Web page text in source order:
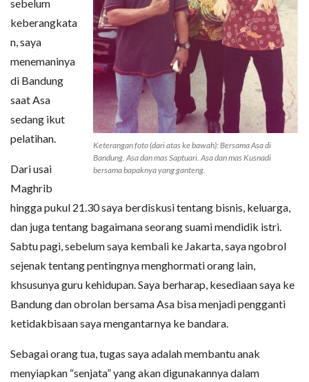
Keterangan foto (dari atas ke bawah): Bersama Asa di
Bandung. Asa dan mas Saptuari. Asa dan mas Kusnadi
bersama bapaknya yang ganteng.
sebelum
keberangkata
n, saya
menemaninya
di Bandung
saat Asa
sedang ikut
pelatihan.
Dari usai
Maghrib
hingga pukul 21.30 saya berdiskusi tentang bisnis, keluarga,
dan juga tentang bagaimana seorang suami mendidik istri.
Sabtu pagi, sebelum saya kembali ke Jakarta, saya ngobrol
sejenak tentang pentingnya menghormati orang lain,
khsusunya guru kehidupan. Saya berharap, kesediaan saya ke
Bandung dan obrolan bersama Asa bisa menjadi pengganti
ketidakbisaan saya mengantarnya ke bandara.
Sebagai orang tua, tugas saya adalah membantu anak
menyiapkan “senjata” yang akan digunakannya dalam